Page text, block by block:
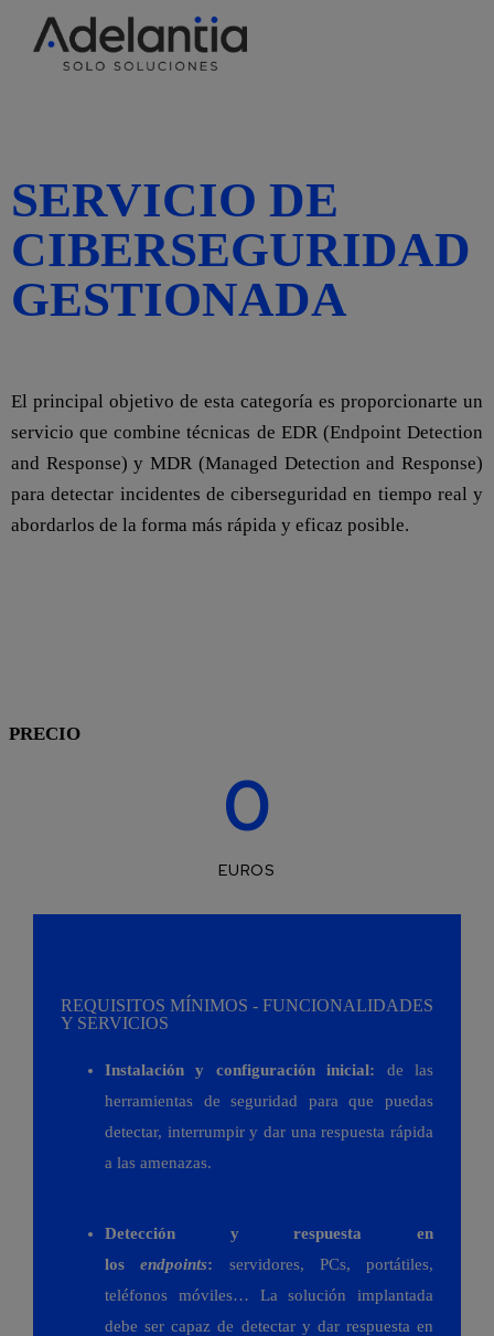
SERVICIO DE
CIBERSEGURIDAD
GESTIONADA
El principal objetivo de esta categoría es proporcionarte un
servicio que combine técnicas de EDR (Endpoint Detection
and Response) y MDR (Managed Detection and Response)
para detectar incidentes de ciberseguridad en tiempo real y
abordarlos de la forma más rápida y eficaz posible.
PRECIO
0
EUROS
REQUISITOS MÍNIMOS - FUNCIONALIDADES
Y SERVICIOS
Instalación y configuración inicial: de las
herramientas de seguridad para que puedas
detectar, interrumpir y dar una respuesta rápida
a las amenazas.
Detección y respuesta en
losendpoints: servidores, PCs, portátiles,
teléfonos móviles… La solución implantada
debe ser capaz de detectar y dar respuesta en